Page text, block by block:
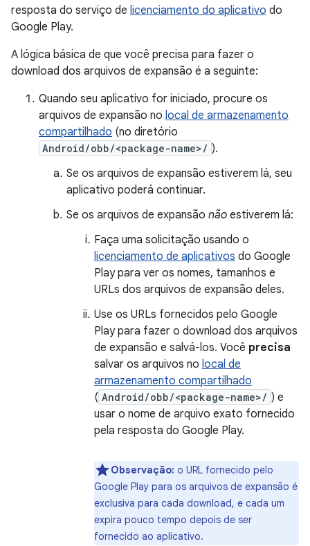
resposta do serviço de licenciamento do aplicativo do
Google Play.
A lógica básica de que você precisa para fazer o
download dos arquivos de expansão é a seguinte:
Quando seu aplicativo for iniciado, procure os
arquivos de expansão no local de armazenamento
compartilhado (no diretório
Android/obb/<package-name>/ ).
Se os arquivos de expansão estiverem lá, seu
aplicativo poderá continuar.
Se os arquivos de expansão não estiverem lá:
Faça uma solicitação usando o
licenciamento de aplicativos do Google
Play para ver os nomes, tamanhos e
URLs dos arquivos de expansão deles.
Use os URLs fornecidos pelo Google
Play para fazer o download dos arquivos
de expansão e salvá-los. Você precisa
salvar os arquivos no local de
armazenamento compartilhado
( Android/obb/<package-name>/ ) e
usar o nome de arquivo exato fornecido
pela resposta do Google Play.
Observação: o URL fornecido pelo
Google Play para os arquivos de expansão é
exclusiva para cada download, e cada um
expira pouco tempo depois de ser
fornecido ao aplicativo.